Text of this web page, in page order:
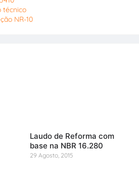
técnico
NR-10
Laudo de Reforma com
base na NBR 16.280
29 Agosto, 2015